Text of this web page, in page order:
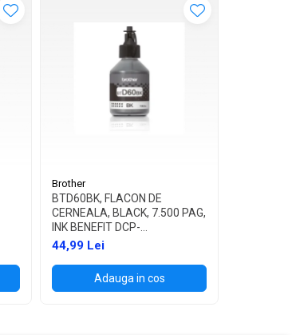
Brother
BTD60BK, FLACON DE
CERNEALA, BLACK, 7.500 PAG,
INK BENEFIT DCP-
T310/T510W/T710W, MFC-
T910DW
44,99 Lei
Adauga in cos